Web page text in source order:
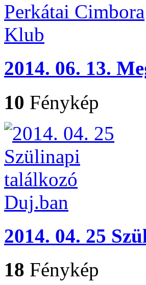
2014. 06. 13.
10 Fénykép
2014. 04. 25
18 Fénykép